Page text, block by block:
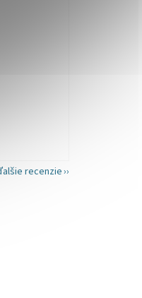
recenzie